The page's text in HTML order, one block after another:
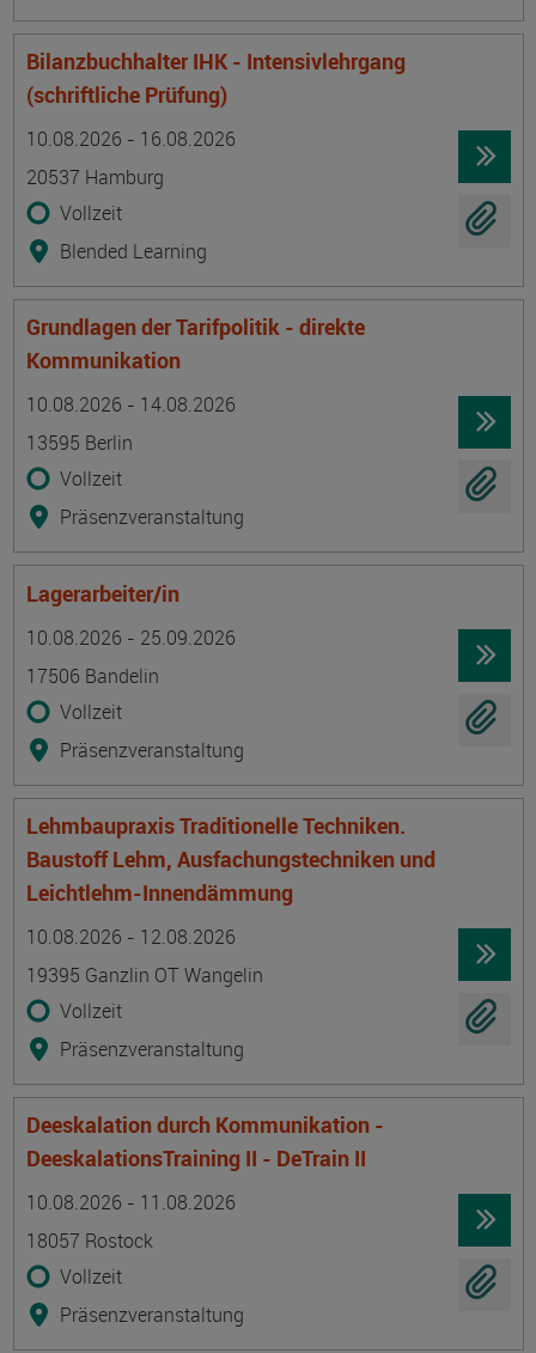
Bilanzbuchhalter IHK - Intensivlehrgang
(schriftliche Prüfung)
10.08.2026 - 16.08.2026
20537 Hamburg
Vollzeit
Blended Learning
Grundlagen der Tarifpolitik - direkte
Kommunikation
10.08.2026 - 14.08.2026
13595 Berlin
Vollzeit
Präsenzveranstaltung
Lagerarbeiter/in
10.08.2026 - 25.09.2026
17506 Bandelin
Vollzeit
Präsenzveranstaltung
Lehmbaupraxis Traditionelle Techniken.
Baustoff Lehm, Ausfachungstechniken und
Leichtlehm-Innendämmung
10.08.2026 - 12.08.2026
19395 Ganzlin OT Wangelin
Vollzeit
Präsenzveranstaltung
Deeskalation durch Kommunikation -
DeeskalationsTraining II - DeTrain II
10.08.2026 - 11.08.2026
18057 Rostock
Vollzeit
Präsenzveranstaltung